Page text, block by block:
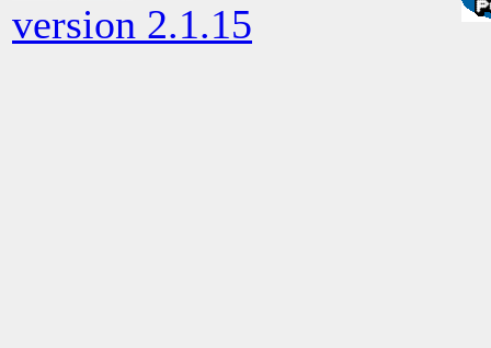
version 2.1.15